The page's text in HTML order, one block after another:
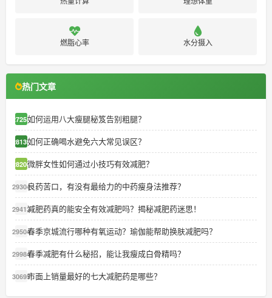
燃脂心率 水分摄入
热门文章
27255如何运用八大瘦腿秘笈告别粗腿？
28139如何正确喝水避免六大常见误区？
28200微胖女性如何通过小技巧有效减肥？
29304良药苦口，有没有最给力的中药瘦身法推荐？
29413减肥药真的能安全有效减肥吗？揭秘减肥药迷思！
29504春季京城流行哪种有氧运动？瑜伽能帮助换肤减肥吗？
29984春季减肥有什么秘招，能让我瘦成白骨精吗？
30695市面上销量最好的七大减肥药是哪些？